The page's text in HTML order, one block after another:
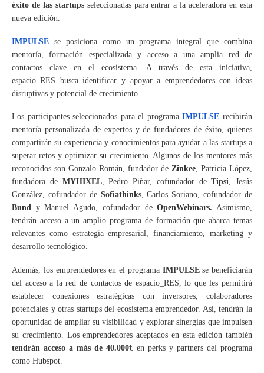
éxito de las startupsseleccionadas para entrar a la aceleradora en esta
nueva edición.
IMPULSE se posiciona como un programa integral que combina
mentoría, formación especializada y acceso a una amplia red de
contactos clave en el ecosistema. A través de esta iniciativa,
espacio_RES busca identificar y apoyar a emprendedores con ideas
disruptivas y potencial de crecimiento.
Los participantes seleccionados para el programaIMPULSE recibirán
mentoría personalizada de expertos y de fundadores de éxito, quienes
compartirán su experiencia y conocimientos para ayudar a las startups a
superar retos y optimizar su crecimiento. Algunos de los mentores más
reconocidos son Gonzalo Román, fundador de Zinkee, Patricia López,
fundadora de MYHIXEL, Pedro Piñar, cofundador deTipsi, Jesús
González, cofundador de Sofiathinks, Carlos Soriano, cofundador de
Bund y Manuel Agudo, cofundador deOpenWebinars. Asimismo,
tendrán acceso a un amplio programa de formación que abarca temas
relevantes como estrategia empresarial, financiamiento, marketing y
desarrollo tecnológico.
Además, los emprendedores en el programa IMPULSEse beneficiarán
del acceso a la red de contactos de espacio_RES, lo que les permitirá
establecer conexiones estratégicas con inversores, colaboradores
potenciales y otras startups del ecosistema emprendedor. Así, tendrán la
oportunidad de ampliar su visibilidad y explorar sinergias que impulsen
su crecimiento. Los emprendedores aceptados en esta edición también
tendrán acceso a más de 40.000€ en perks y partners del programa
como Hubspot.